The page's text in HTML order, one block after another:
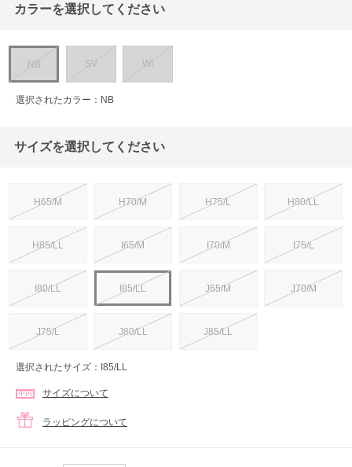
カラーを選択してください
NB SV WI
選択されたカラー：NB
サイズを選択してください
H65/M H70/M H75/L H80/LL
H85/LL I65/M I70/M I75/L
I80/LL I85/LL J65/M J70/M
J75/L J80/LL J85/LL
選択されたサイズ：I85/LL
サイズについて
ラッピングについて